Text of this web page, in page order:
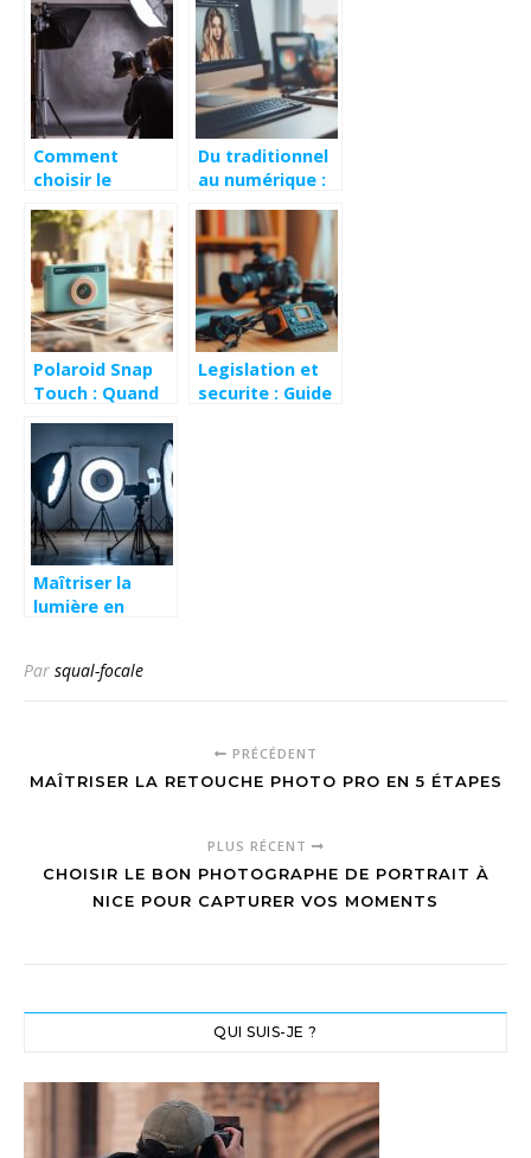
l’accessoire
ideal pour
sublimer vos
souvenirs
votre kit de
photographe
professionnel
Comment
choisir le
appareil photo
pour débuter en
photographie
Du traditionnel
au numérique :
graphique
comme support
d’apprentissage
artistique
Polaroid Snap
Touch : Quand
rencontre le
numerique en
test
Legislation et
securite : Guide
Maîtriser la
lumière en
studio photo
Par squal-focale
PRÉCÉDENT
MAÎTRISER LA RETOUCHE PHOTO PRO EN 5 ÉTAPES
PLUS RÉCENT
CHOISIR LE BON PHOTOGRAPHE DE PORTRAIT À
NICE POUR CAPTURER VOS MOMENTS
QUI SUIS-JE ?